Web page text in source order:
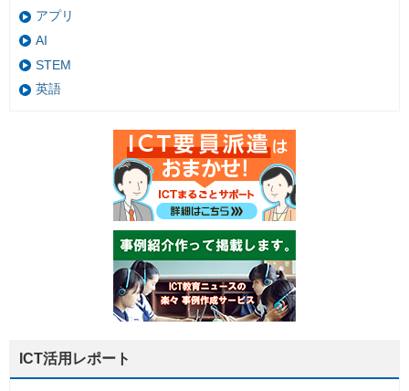
アプリ
AI
STEM
英語
ICT活用レポート